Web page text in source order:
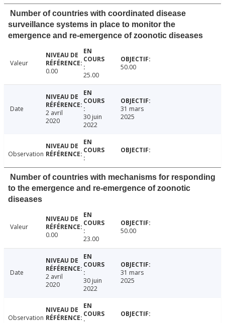
Number of countries with coordinated disease
surveillance systems in place to monitor the
emergence and re-emergence of zoonotic diseases
Valeur
0.00
25.00
50.00
Date
2 avril
2020
30 juin
2022
31 mars
2025
Observation
Number of countries with mechanisms for responding
to the emergence and re-emergence of zoonotic
diseases
Valeur
0.00
23.00
50.00
Date
2 avril
2020
30 juin
2022
31 mars
2025
Observation